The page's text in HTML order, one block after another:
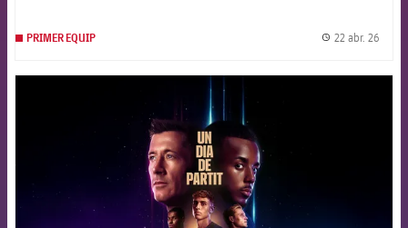
PRIMER EQUIP 22 abr. 26
FCB Barcelona badge